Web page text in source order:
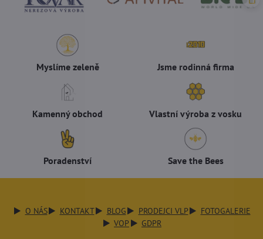
Myslíme zeleně Jsme rodinná firma
Kamenný obchod Vlastní výroba z vosku
Poradenství Save the Bees
O NÁS KONTAKT BLOG PRODEJCI VLP
FOTOGALERIE
VOP
GDPR